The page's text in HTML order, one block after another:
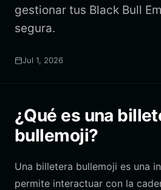
gestionar tus Black Bull
segura.
Jul 1, 2026
¿Qué es una
bullemoji?
Una billetera bullemoji es una
permite interactuar con la